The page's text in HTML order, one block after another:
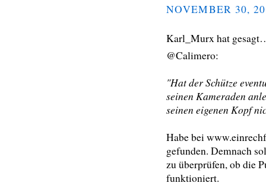
NOVEMBER 30,
Karl_Murx hat
@Calimero:
"Hat der Schütze
seinen Kameraden
seinen eigenen Kopf
Habe bei
gefunden. Demnach
zu überprüfen, ob die
funktioniert.